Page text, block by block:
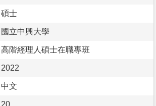
碩士
國立中興大學
高階經理人碩士在職專班
2022
中文
20